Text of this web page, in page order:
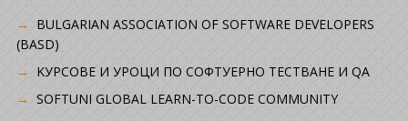
BULGARIAN ASSOCIATION OF SOFTWARE DEVELOPERS
(BASD)
KУРСОВЕ И УРОЦИ ПО СОФТУЕРНО ТЕСТВАНЕ И QA
SOFTUNI GLOBAL LEARN-TO-CODE COMMUNITY